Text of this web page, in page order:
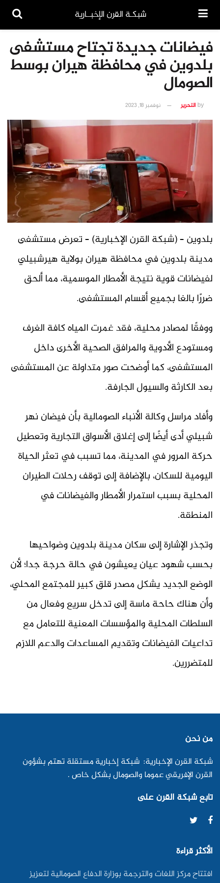
شبكـة القرن الإخبــارية
فيضانات جديدة تجتاح مستشفى
بلدوين في محافظة هيران بوسط
الصومال
byالتحرير نوفمبر 18, 2023
بلدوين – (شبكة القرن الإخبارية) – تعرض مستشفى
مدينة بلدوين في محافظة هيران بولاية هيرشبيلي
لفيضانات قوية نتيجة الأمطار الموسمية، مما ألحق
ضررًا بالغا بجميع أقسام المستشفى.
ووفقًا لمصادر محلية، فقد غمرت المياه كافة الغرف
ومستودع الأدوية والمرافق الصحية الأخرى داخل
المستشفى، كما أوضحت صور متداولة عن المستشفى
بعد الكارثة والسيول الجارفة.
وأفاد مراسل وكالة الأنباء الصومالية بأن فيضان نهر
شبيلي أدى أيضًا إلى إغلاق الأسواق التجارية وتعطيل
حركة المرور في المدينة، مما تسبب في تعثر الحياة
اليومية للسكان، بالإضافة إلى توقف رحلات الطيران
المحلية بسبب استمرار الأمطار والفيضانات في
المنطقة.
وتجذر الإشارة إلى سكان مدينة بلدوين وضواحيها
بحسب شهود عيان يعيشون في حالة حرجة جدا؛ لأن
الوضع الجديد يشكل مصدر قلق كبير للمجتمع المحلي،
وأن هناك حاحة ماسة إلى تدخل سريع وفعال من
السلطات المحلية والمؤسسات المعنية للتعامل مع
تداعيات الفيضانات وتقديم المساعدات والدعم اللازم
للمتضررين.
من نحن
شبكة القرن الإخبارية: شبكة إخبارية مستقلة تهتم بشؤون
القرن الإفريقي عموما والصومال بشكل خاص .
تابع شبكة القرن على
الأكثر قراءة
افتتاح مركز اللغات والترجمة بوزارة الدفاع الصومالية لتعزيز